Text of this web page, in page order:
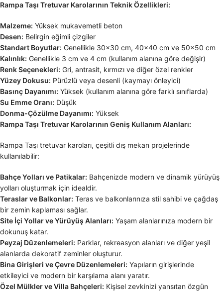
Rampa Taşı Tretuvar Karolarının Teknik Özellikleri:
Malzeme: Yüksek mukavemetli beton
Desen: Belirgin eğimli çizgiler
Standart Boyutlar: Genellikle 30×30 cm, 40×40 cm ve 50×50 cm
Kalınlık: Genellikle 3 cm ve 4 cm (kullanım alanına göre değişir)
Renk Seçenekleri: Gri, antrasit, kırmızı ve diğer özel renkler
Yüzey Dokusu: Pürüzlü veya desenli (kaymayı önleyici)
Basınç Dayanımı: Yüksek (kullanım alanına göre farklı sınıflarda)
Su Emme Oranı: Düşük
Donma-Çözülme Dayanımı: Yüksek
Rampa Taşı Tretuvar Karolarının Geniş Kullanım Alanları:
Rampa Taşı tretuvar karoları, çeşitli dış mekan projelerinde
kullanılabilir:
Bahçe Yolları ve Patikalar: Bahçenizde modern ve dinamik yürüyüş
yolları oluşturmak için idealdir.
Teraslar ve Balkonlar: Teras ve balkonlarınıza stil sahibi ve çağdaş
bir zemin kaplaması sağlar.
Site İçi Yollar ve Yürüyüş Alanları: Yaşam alanlarınıza modern bir
dokunuş katar.
Peyzaj Düzenlemeleri: Parklar, rekreasyon alanları ve diğer yeşil
alanlarda dekoratif zeminler oluşturur.
Bina Girişleri ve Çevre Düzenlemeleri: Yapıların girişlerinde
etkileyici ve modern bir karşılama alanı yaratır.
Özel Mülkler ve Villa Bahçeleri: Kişisel zevkinizi yansıtan özgün